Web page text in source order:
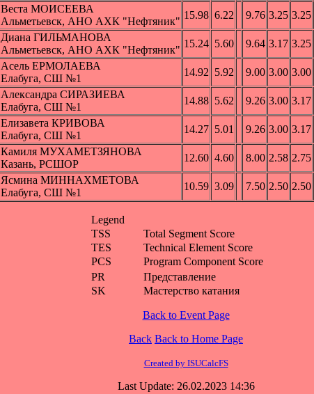
Веста МОИСЕЕВА
Альметьевск, АНО АХК "Нефтяник"
15.98 6.22 9.76 3.25 3.25
Диана ГИЛЬМАНОВА
Альметьевск, АНО АХК "Нефтяник"
15.24 5.60 9.64 3.17 3.25
Асель ЕРМОЛАЕВА
Елабуга, СШ №1
14.92 5.92 9.00 3.00 3.00
Александра СИРАЗИЕВА
Елабуга, СШ №1
14.88 5.62 9.26 3.00 3.17
Елизавета КРИВОВА
Елабуга, СШ №1
14.27 5.01 9.26 3.00 3.17
Камиля МУХАМЕТЗЯНОВА
Казань, РСШОР
12.60 4.60 8.00 2.58 2.75
Ясмина МИННАХМЕТОВА
Елабуга, СШ №1
10.59 3.09 7.50 2.50 2.50
Legend
TSS
Total Segment Score
TES
Technical Element Score
PCS
Program Component Score
PR
Представление
SK
Мастерство катания
Back to Event Page
Back Back to Home Page
Created by ISUCalcFS
Last Update: 26.02.2023 14:36